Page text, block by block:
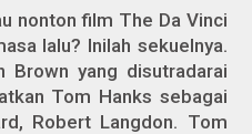
nonton film The Da Vinci
lalu? Inilah sekuelnya.
Brown yang disutradarai
Tom Hanks sebagai
Robert Langdon. Tom